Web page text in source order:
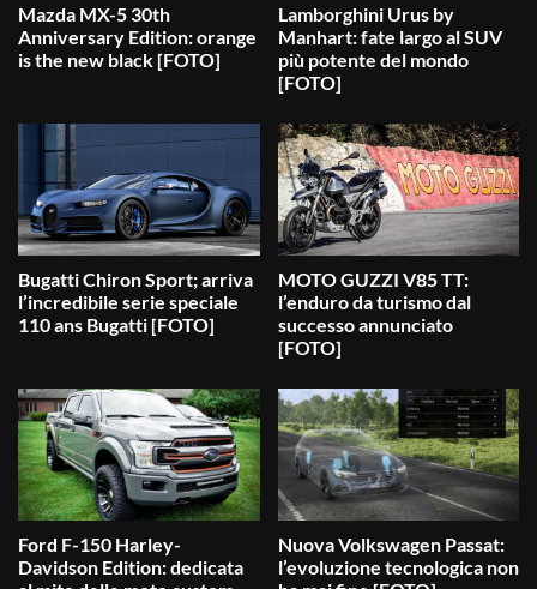
Mazda MX-5 30th
Anniversary Edition: orange
is the new black [FOTO]
Lamborghini Urus by
Manhart: fate largo al SUV
più potente del mondo
[FOTO]
Bugatti Chiron Sport; arriva
l’incredibile serie speciale
110 ans Bugatti [FOTO]
MOTO GUZZI V85 TT:
l’enduro da turismo dal
successo annunciato
[FOTO]
Ford F-150 Harley-
Davidson Edition: dedicata
Nuova Volkswagen Passat:
l’evoluzione tecnologica non